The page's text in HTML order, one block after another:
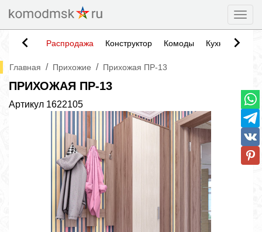
Распродажа Конструктор Комоды Кухни
Главная / Прихожие / Прихожая ПР-13
ПРИХОЖАЯ ПР-13
Артикул 1622105